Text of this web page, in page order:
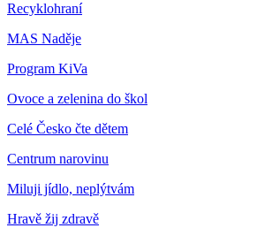
Recyklohraní
MAS Naděje
Program KiVa
Ovoce a zelenina do škol
Celé Česko čte dětem
Centrum narovinu
Miluji jídlo, neplýtvám
Hravě žij zdravě